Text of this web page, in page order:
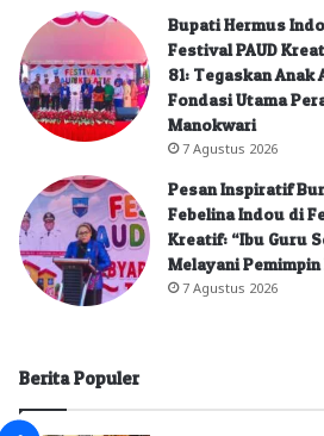
Bupati Hermus
Festival PAUD
81: Tegaskan Anak
Fondasi Utama
Manokwari
7 Agustus 2026
Pesan Inspiratif
Febelina Indou di
Kreatif: “Ibu Guru
Melayani Pemimpin
7 Agustus 2026
Berita Populer